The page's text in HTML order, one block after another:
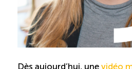
Diagnostic Nord-du-Québec
Dès aujourd’hui, une vidéo